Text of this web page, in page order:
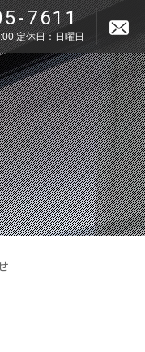
7611
定休日：日曜日